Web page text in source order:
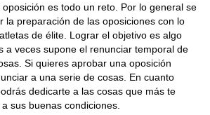
es todo un reto. Por lo general se
la preparación de las oposiciones con lo
de élite. Lograr el objetivo es algo
a veces supone el renunciar temporal de
Si quieres aprobar una oposición
a una serie de cosas. En cuanto
dedicarte a las cosas que más te
sus buenas condiciones.